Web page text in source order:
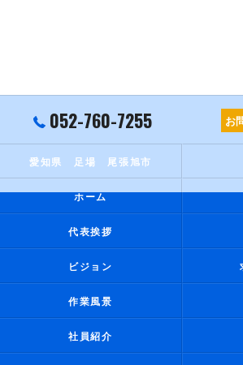
052-760-7255 お
愛知県 足場 尾張旭市
ホーム
代表挨拶
ビジョン
作業風景
社員紹介